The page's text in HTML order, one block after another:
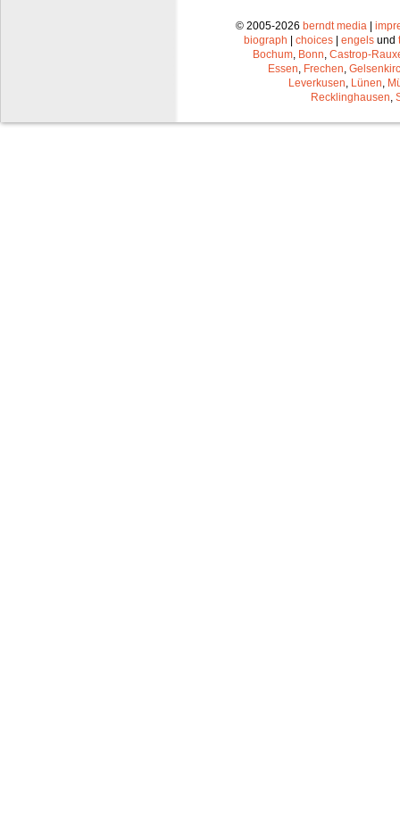
© 2005-2026 berndt media |
biograph | choices | engels und
Bochum Bonn Castrop-
Essen Frechen
Leverkusen Lünen
Recklinghausen